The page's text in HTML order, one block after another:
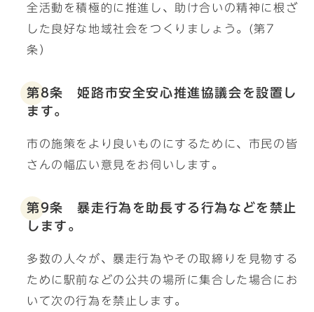
全活動を積極的に推進し、助け合いの精神に根ざ
した良好な地域社会をつくりましょう。(第7
条）
第8条 姫路市安全安心推進協議会を設置し
ます。
市の施策をより良いものにするために、市民の皆
さんの幅広い意見をお伺いします。
第9条 暴走行為を助長する行為などを禁止
します。
多数の人々が、暴走行為やその取締りを見物する
ために駅前などの公共の場所に集合した場合にお
いて次の行為を禁止します。